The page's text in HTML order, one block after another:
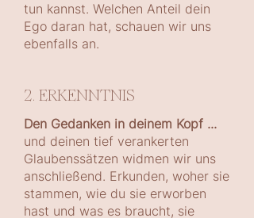
tun kannst. Welchen Anteil dein
Ego daran hat, schauen wir uns
ebenfalls an.
2. ERKENNTNIS
Den Gedanken in deinem Kopf ...
und deinen tief verankerten
Glaubenssätzen widmen wir uns
anschließend. Erkunden, woher sie
stammen, wie du sie erworben
hast und was es braucht, sie